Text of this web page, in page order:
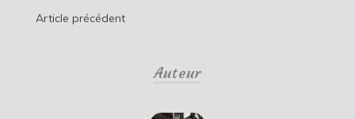
Navigation
Article précédent
Auteur